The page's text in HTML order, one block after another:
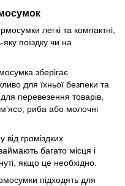
легкі та компактні,
поїздку чи на
зберігає
для їхньої безпеки та
перевезення товарів,
риба або молочні
від громіздких
багато місця і
якщо це необхідно.
підходять для